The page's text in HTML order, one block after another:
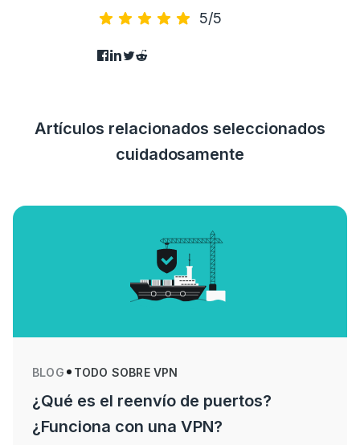
5/5
Artículos relacionados seleccionados
cuidadosamente
BLOG TODO SOBRE VPN
¿Qué es el reenvío de puertos?
¿Funciona con una VPN?